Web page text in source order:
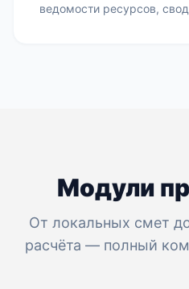
ведомости ресурсов,
Модули
От локальных смет
расчёта — полный